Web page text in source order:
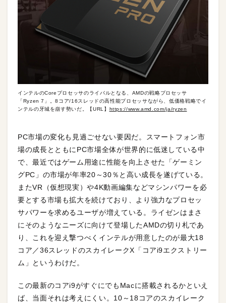
インテルのCoreプロセッサのライバルとなる、AMDの戦略プロセッサ
「Ryzen 7」。8コア/16スレッドの高性能プロセッサながら、低価格戦略でイ
ンテルの牙城を崩す勢いだ。【URL】 https://www.amd.com/ja/ryzen
PC市場の変化も見過ごせない要因だ。スマートフォン市
場の成長とともにPC市場全体が世界的に低迷している中
で、最近ではゲーム用途に性能を向上させた「ゲーミン
グPC」の市場が年率20～30％と高い成長を遂げている。
またVR（仮想現実）や4K動画編集などマシンパワーを必
要とする市場も拡大を続けており、より強力なプロセッ
サパワーを求めるユーザが増えている。ライゼンはまさ
にそのようなニーズに向けて登場したAMDの切り札であ
り、これを迎え撃つべくインテルが用意したのが最大18
コア／36スレッドのスカイレークX「コアi9エクストリー
ム」というわけだ。
この最新のコアi9がすぐにでもMacに搭載されるかといえ
ば、当面それは考えにくい。10～18コアのスカイレーク